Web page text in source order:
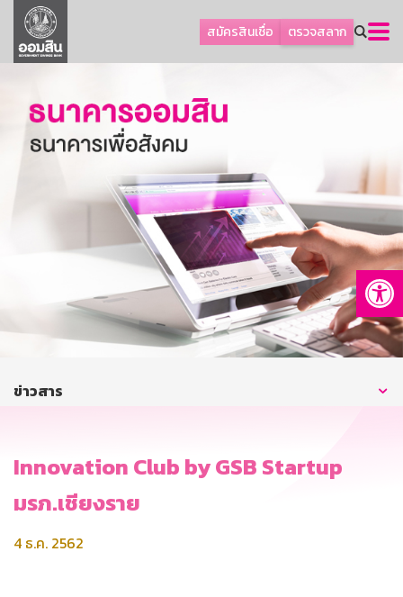
สมัครสินเชื่อ ตรวจสลาก
ลูกค้าธุรกิจ
ลูกค้าผู้ประกอบรายย่อย
ออมเพื่อสุข
เกี่ยวกับธนาคาร
การพัฒนาที่ยั่งยืน
บริการทางการเงิน
ติดต่อเรา
บริการออนไลน์
ข่าวสาร
Innovation Club by GSB Startup
มรภ.เชียงราย
4 ธ.ค. 2562